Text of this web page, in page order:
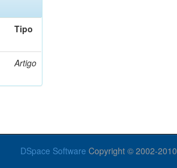
Tipo
Artigo
DSpace Software Copyright © 2002-2010